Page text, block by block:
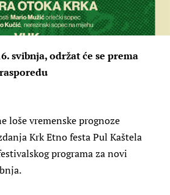
svibnja, održat će se prema
loše vremenske prognoze
Krk Etno festa Pul Kaštela
programa za novi